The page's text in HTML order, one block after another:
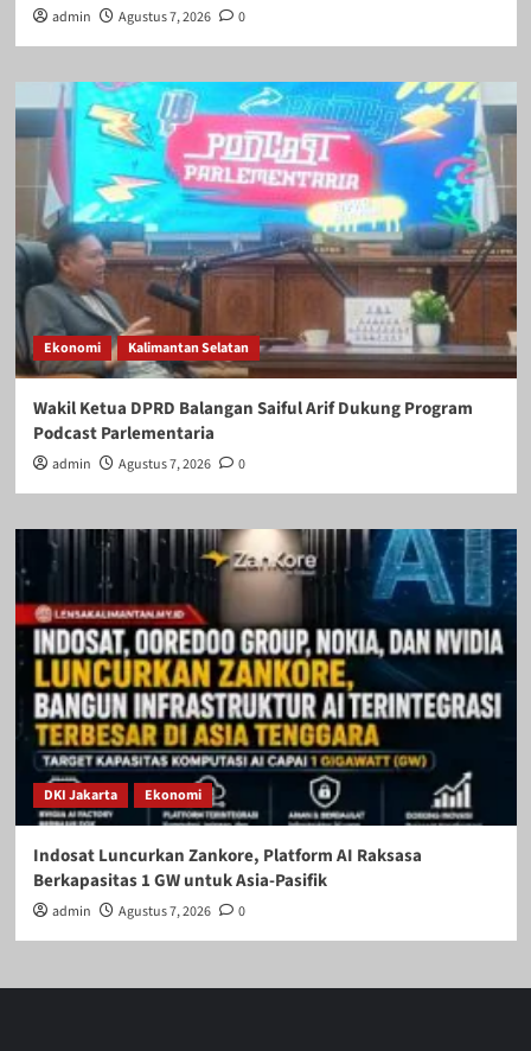
admin Agustus 7, 2026 0
Ekonomi Kalimantan Selatan
Wakil Ketua DPRD Balangan Saiful Arif Dukung Program
Podcast Parlementaria
admin Agustus 7, 2026 0
DKI Jakarta Ekonomi
Indosat Luncurkan Zankore, Platform AI Raksasa
Berkapasitas 1 GW untuk Asia-Pasifik
admin Agustus 7, 2026 0